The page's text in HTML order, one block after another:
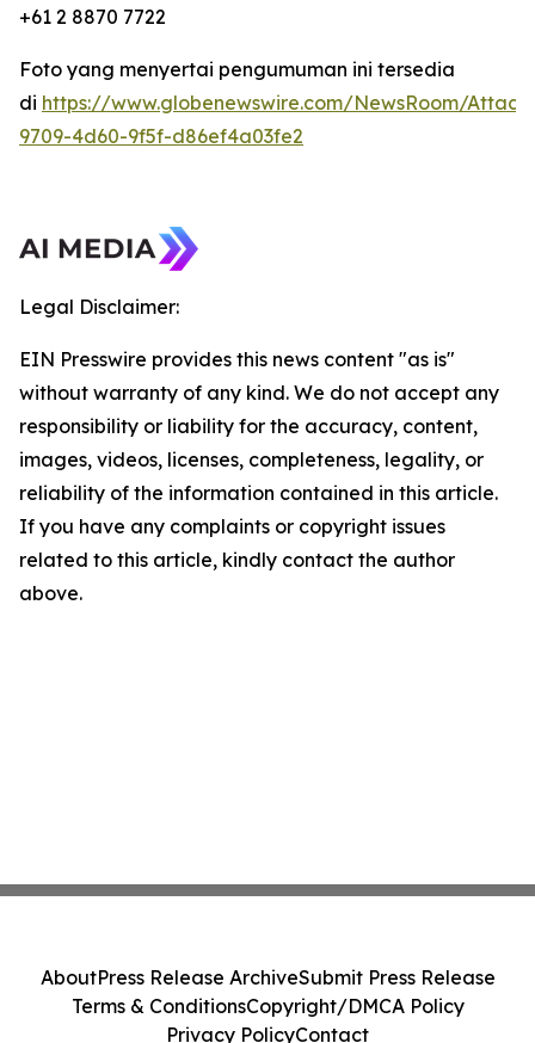
+61 2 8870 7722
Foto yang menyertai pengumuman ini tersedia
di https://www.globenewswire.com/NewsRoom/
9709-4d60-9f5f-d86ef4a03fe2
Legal Disclaimer:
EIN Presswire provides this news content "as is"
without warranty of any kind. We do not accept any
responsibility or liability for the accuracy, content,
images, videos, licenses, completeness, legality, or
reliability of the information contained in this article.
If you have any complaints or copyright issues
related to this article, kindly contact the author
above.
AboutPress Release ArchiveSubmit Press Release
Terms & ConditionsCopyright/DMCA Policy
Privacy PolicyContact